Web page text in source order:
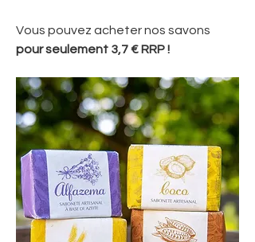
Vous pouvez acheter nos savons
pour seulement 3,7 € RRP !